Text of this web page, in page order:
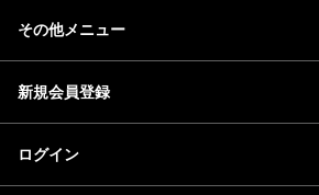
その他メニュー
新規会員登録
ログイン